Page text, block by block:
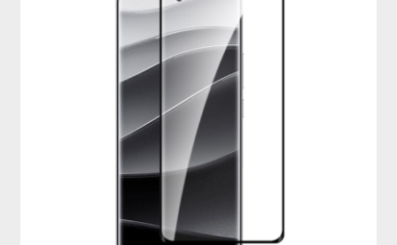
Τρόποι Πληρωμής
Πολιτική επιστροφών
Οι Συνεργασίες μας